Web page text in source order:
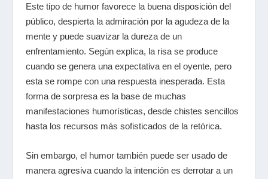
Este tipo de humor favorece la buena disposición del
público, despierta la admiración por la agudeza de la
mente y puede suavizar la dureza de un
enfrentamiento. Según explica, la risa se produce
cuando se genera una expectativa en el oyente, pero
esta se rompe con una respuesta inesperada. Esta
forma de sorpresa es la base de muchas
manifestaciones humorísticas, desde chistes sencillos
hasta los recursos más sofisticados de la retórica.
Sin embargo, el humor también puede ser usado de
manera agresiva cuando la intención es derrotar a un